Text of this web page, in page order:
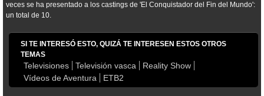
veces se ha presentado a los castings de 'El Conquistador del Fin del Mundo':
un total de 10.
SI TE INTERESÓ ESTO, QUIZÁ TE INTERESEN ESTOS OTROS
TEMAS
Televisiones Televisión vasca
Reality Show
Vídeos de Aventura
ETB2